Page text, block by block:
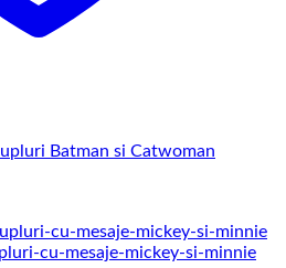
Batman si Catwoman